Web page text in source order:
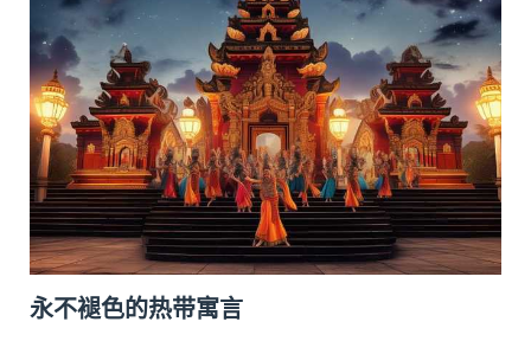
永不褪色的热带寓言